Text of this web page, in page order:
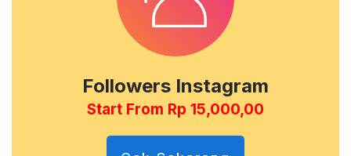
Followers Instagram
Start From Rp 15,000,00